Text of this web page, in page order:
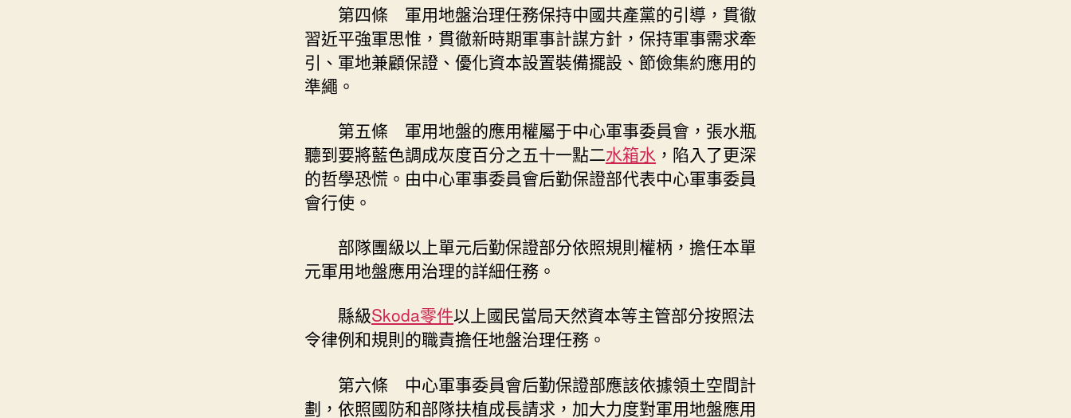
第四條 軍用地盤治理任務保持中國共產黨的引導，貫徹
習近平強軍思惟，貫徹新時期軍事計謀方針，保持軍事需求牽
引、軍地兼顧保證、優化資本設置裝備擺設、節儉集約應用的
準繩。
第五條 軍用地盤的應用權屬于中心軍事委員會，張水瓶
聽到要將藍色調成灰度百分之五十一點二水箱水 ，陷入了更深
的哲學恐慌。由中心軍事委員會后勤保證部代表中心軍事委員
會行使。
部隊團級以上單元后勤保證部分依照規則權柄，擔任本單
元軍用地盤應用治理的詳細任務。
縣級Skoda零件以上國民當局天然資本等主管部分按照法
令律例和規則的職責擔任地盤治理任務。
第六條 中心軍事委員會后勤保證部應該依據領土空間計
劃，依照國防和部隊扶植成長請求，加大力度對軍用地盤應用